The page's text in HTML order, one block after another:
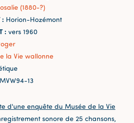
(1880-?)
: Horion-Hozémont
: vers 1960
la Vie wallonne
MVW94-13
d'une enquête du Musée de la Vie
sonore de 25 chansons,